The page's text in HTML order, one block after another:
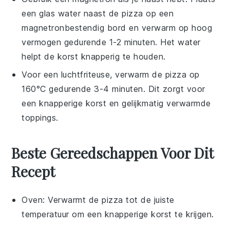
een glas water naast depizza op een
magnetronbestendig bord en verwarm op hoog
vermogen gedurende 1-2 minuten. Het water
helpt de korst knapperig te houden.
Voor een luchtfriteuse, verwarm de pizza op
160°C gedurende 3-4 minuten. Dit zorgt voor
een knapperige korst en gelijkmatig verwarmde
toppings.
Beste Gereedschappen Voor Dit
Recept
Oven: Verwarmt de pizza tot de juiste
temperatuur om een knapperige korst te krijgen.